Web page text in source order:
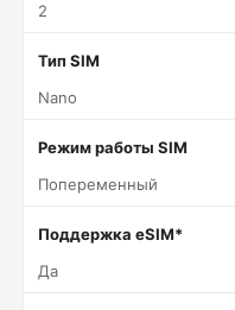
2
Тип SIM
Nano
Режим работы SIM
Попеременный
Поддержка eSIM*
Да